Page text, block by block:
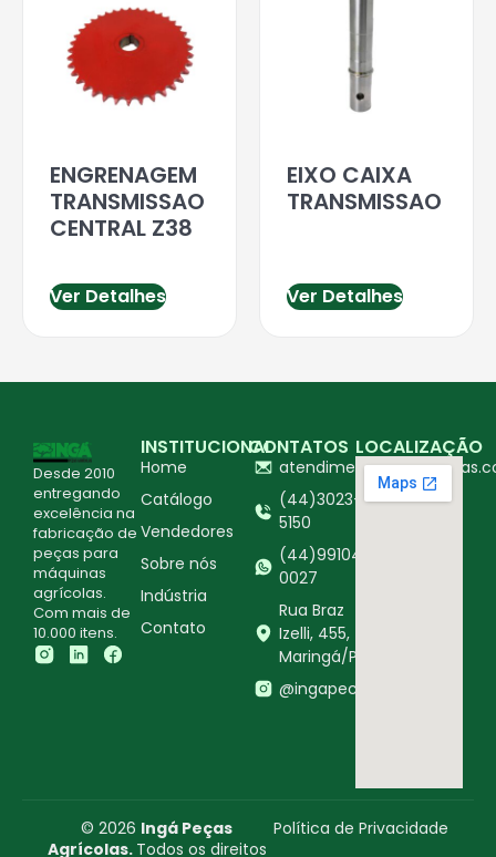
ENGRENAGEM
TRANSMISSAO
CENTRAL Z38
Ver Detalhes
EIXO CAIXA
TRANSMISSAO
Ver Detalhes
Desde 2010
entregando
excelência na
fabricação de
peças para
máquinas
agrícolas.
Com mais de
10.000 itens.
INSTITUCIONAL
Home
Catálogo
Vendedores
Sobre nós
Indústria
Contato
CONTATOS
(44)3023-
5150
(44)99104-
0027
Rua Braz
Izelli, 455,
Maringá/PR
@ingapecasagricolas
LOCALIZAÇÃO
© 2026 Ingá Peças
Agrícolas. Todos os direitos
Política de Privacidade